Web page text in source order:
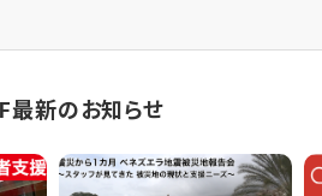
最新のお知らせ